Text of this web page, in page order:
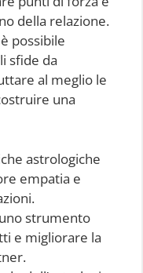
della relazione.
possibile
sfide da
al meglio le
una
astrologiche
empatia e
strumento
e migliorare la